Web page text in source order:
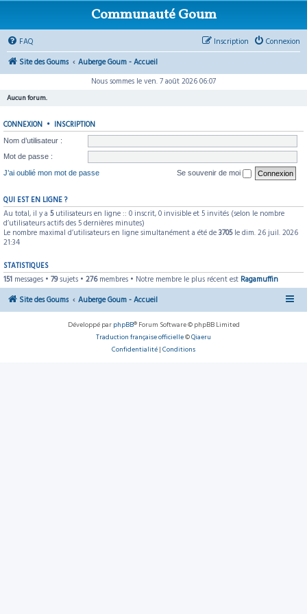
Communauté Goum
FAQ Connexion
Inscription
Site des Goums
Auberge Goum - Accueil
Nous sommes le ven. 7 août 2026 06:07
Aucun forum.
CONNEXION • INSCRIPTION
Nom d’utilisateur :
Mot de passe :
J’ai oublié mon mot de passe
Se souvenir de moi
QUI EST EN LIGNE ?
Au total, il y a 5utilisateurs en ligne :: 0 inscrit, 0 invisible et 5 invités (selon le nombre
d’utilisateurs actifs des 5 dernières minutes)
Le nombre maximal d’utilisateurs en ligne simultanément a été de 3705le dim. 26 juil. 2026
21:34
STATISTIQUES
151 messages • 79sujets • 276membres • Notre membre le plus récent est Ragamuffin
Site des Goums Auberge Goum - Accueil
Développé par phpBB® Forum Software © phpBB Limited
Traduction française officielle©Qiaeru
Confidentialité | Conditions